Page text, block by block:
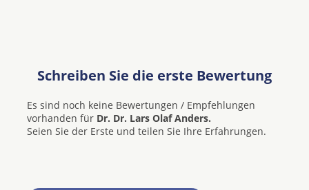
Schreiben Sie die erste Bewertung
Es sind noch keine Bewertungen / Empfehlungen
vorhanden für Dr. Dr. Lars Olaf Anders.
Seien Sie der Erste und teilen Sie Ihre Erfahrungen.